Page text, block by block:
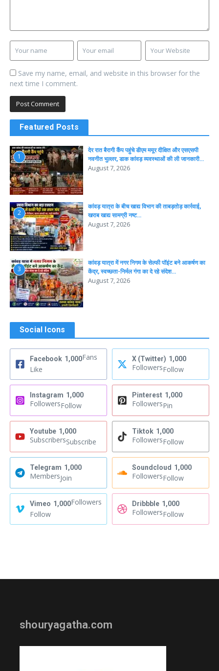
Save my name, email, and website in this browser for the
next time I comment.
Featured Posts
1
देर रात बैरागी कैंप पहुंचे डीएम मयूर दीक्षित और एसएसपी
नवनीत भुल्लर, डाक कांवड़ व्यवस्थाओं की ली जानकारी…
August 7, 2026
2
कांवड़ यात्रा के बीच खाद्य विभाग की ताबड़तोड़ कार्रवाई,
खराब खाद्य सामग्री नष्ट…
August 7, 2026
3
कांवड़ यात्रा में नगर निगम के सेल्फी पॉइंट बने आकर्षण का
केंद्र, स्वच्छता-निर्मल गंगा का दे रहे संदेश…
August 7, 2026
Social Icons
Facebook 1,000Fans
Like
X (Twitter) 1,000
FollowersFollow
Instagram 1,000
FollowersFollow
Pinterest 1,000
FollowersPin
Youtube 1,000
SubscribersSubscribe
Tiktok 1,000
FollowersFollow
Telegram 1,000
MembersJoin
Soundcloud 1,000
FollowersFollow
Vimeo 1,000Followers
Follow
Dribbble 1,000
FollowersFollow
shouryagatha.com